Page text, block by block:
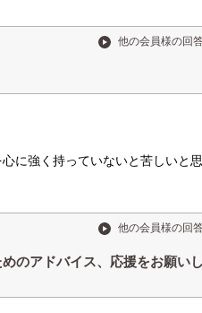
他の会員様の回
に強く持っていないと苦しいと思
他の会員様の回
のアドバイス、応援をお願い